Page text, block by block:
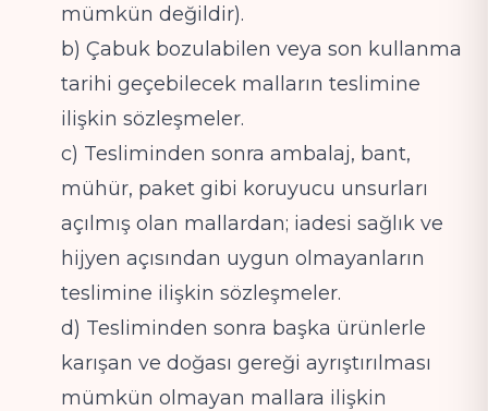
mümkün değildir).
b) Çabuk bozulabilen veya son kullanma
tarihi geçebilecek malların teslimine
ilişkin sözleşmeler.
c) Tesliminden sonra ambalaj, bant,
mühür, paket gibi koruyucu unsurları
açılmış olan mallardan; iadesi sağlık ve
hijyen açısından uygun olmayanların
teslimine ilişkin sözleşmeler.
d) Tesliminden sonra başka ürünlerle
karışan ve doğası gereği ayrıştırılması
mümkün olmayan mallara ilişkin